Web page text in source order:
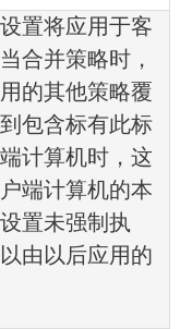
置将应用于客
合并策略时，
的其他策略覆
包含标有此标
计算机时，这
端计算机的本
置未强制执
由以后应用的